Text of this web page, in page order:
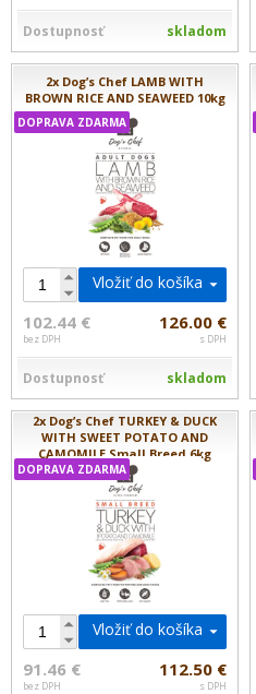
Dostupnosť skladom
2x Dog’s Chef LAMB WITH
BROWN RICE AND SEAWEED 10kg
DOPRAVA ZDARMA
Vložiť do košíka
102.44 €
bez DPH
126.00 €
s DPH
Dostupnosť skladom
2x Dog’s Chef TURKEY & DUCK
WITH SWEET POTATO AND
CAMOMILE Small Breed 6kg
DOPRAVA ZDARMA
Vložiť do košíka
91.46 €
bez DPH
112.50 €
s DPH